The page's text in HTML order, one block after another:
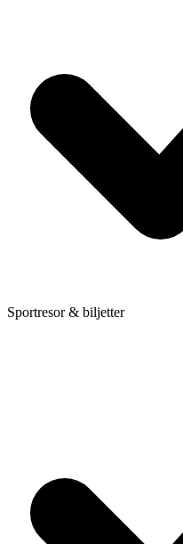
Sportresor & biljetter